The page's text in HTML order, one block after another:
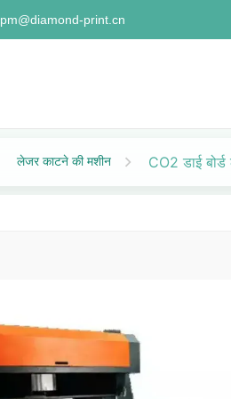
pm@diamond-print.cn
लेजर काटने की मशीन CO2 डाई